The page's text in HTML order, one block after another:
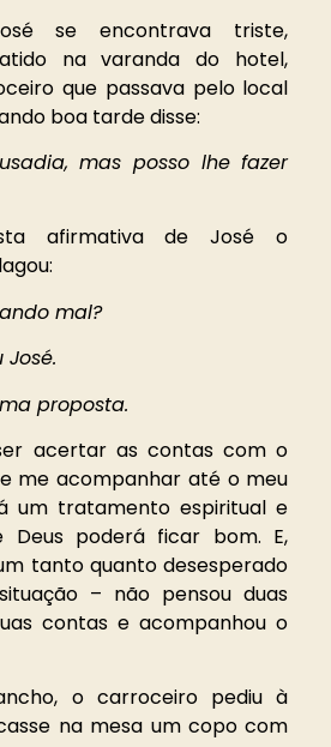
se encontrava triste,
na varanda do hotel,
que passava pelo local
boa tarde disse:
mas posso lhe fazer
afirmativa de José o
mal?
José.
proposta.
acertar as contas com o
me acompanhar até o meu
um tratamento espiritual e
poderá ficar bom. E,
tanto quanto desesperado
– não pensou duas
contas e acompanhou o
o carroceiro pediu à
na mesa um copo com